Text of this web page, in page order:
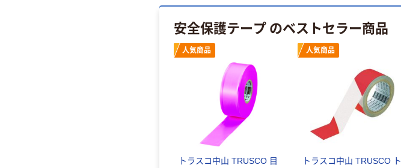
安全保護テープ のベストセラー商品
人気商品
トラスコ中山 TRUSCO 目
人気商品
トラスコ中山 TRUSCO ト